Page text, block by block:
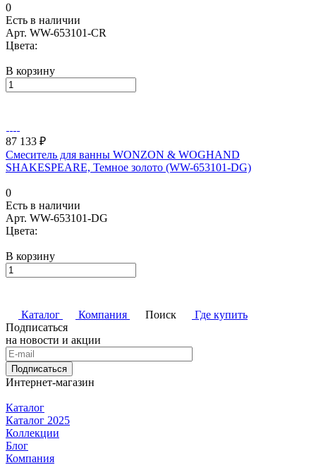
0
Есть в наличии
Арт. WW-653101-CR
Цвета:
В корзину
87 133 ₽
Смеситель для ванны WONZON & WOGHAND
SHAKESPEARE, Темное золото (WW-653101-DG)
0
Есть в наличии
Арт. WW-653101-DG
Цвета:
В корзину
Каталог Компания Поиск
Где купить
Подписаться
на новости и акции
Подписаться
Интернет-магазин
Каталог
Каталог 2025
Коллекции
Блог
Компания